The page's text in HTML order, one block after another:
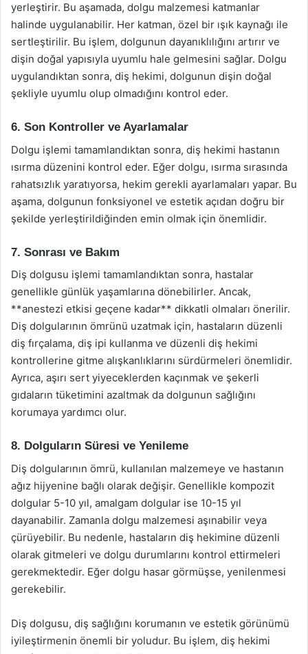
yerleştirir. Bu aşamada, dolgu malzemesi katmanlar
halinde uygulanabilir. Her katman, özel bir ışık kaynağı ile
sertleştirilir. Bu işlem, dolgunun dayanıklılığını artırır ve
dişin doğal yapısıyla uyumlu hale gelmesini sağlar. Dolgu
uygulandıktan sonra, diş hekimi, dolgunun dişin doğal
şekliyle uyumlu olup olmadığını kontrol eder.
6. Son Kontroller ve Ayarlamalar
Dolgu işlemi tamamlandıktan sonra, diş hekimi hastanın
ısırma düzenini kontrol eder. Eğer dolgu, ısırma sırasında
rahatsızlık yaratıyorsa, hekim gerekli ayarlamaları yapar. Bu
aşama, dolgunun fonksiyonel ve estetik açıdan doğru bir
şekilde yerleştirildiğinden emin olmak için önemlidir.
7. Sonrası ve Bakım
Diş dolgusu işlemi tamamlandıktan sonra, hastalar
genellikle günlük yaşamlarına dönebilirler. Ancak,
**anestezi etkisi geçene kadar** dikkatli olmaları önerilir.
Diş dolgularının ömrünü uzatmak için, hastaların düzenli
diş fırçalama, diş ipi kullanma ve düzenli diş hekimi
kontrollerine gitme alışkanlıklarını sürdürmeleri önemlidir.
Ayrıca, aşırı sert yiyeceklerden kaçınmak ve şekerli
gıdaların tüketimini azaltmak da dolgunun sağlığını
korumaya yardımcı olur.
8. Dolguların Süresi ve Yenileme
Diş dolgularının ömrü, kullanılan malzemeye ve hastanın
ağız hijyenine bağlı olarak değişir. Genellikle kompozit
dolgular 5-10 yıl, amalgam dolgular ise 10-15 yıl
dayanabilir. Zamanla dolgu malzemesi aşınabilir veya
çürüyebilir. Bu nedenle, hastaların diş hekimine düzenli
olarak gitmeleri ve dolgu durumlarını kontrol ettirmeleri
gerekmektedir. Eğer dolgu hasar görmüşse, yenilenmesi
gerekebilir.
Diş dolgusu, diş sağlığını korumanın ve estetik görünümü
iyileştirmenin önemli bir yoludur. Bu işlem, diş hekimi